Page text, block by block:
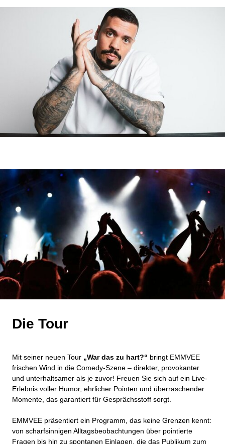
Die Tour
Mit seiner neuen Tour „War das zu hart?“ bringt EMMVEE
frischen Wind in die Comedy-Szene – direkter, provokanter
und unterhaltsamer als je zuvor! Freuen Sie sich auf ein Live-
Erlebnis voller Humor, ehrlicher Pointen und überraschender
Momente, das garantiert für Gesprächsstoff sorgt.
EMMVEE präsentiert ein Programm, das keine Grenzen kennt:
von scharfsinnigen Alltagsbeobachtungen über pointierte
Fragen bis hin zu spontanen Einlagen, die das Publikum zum